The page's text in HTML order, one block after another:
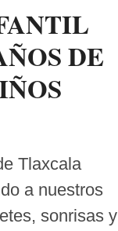
DE
Tlaxcala
a nuestros
sonrisas y